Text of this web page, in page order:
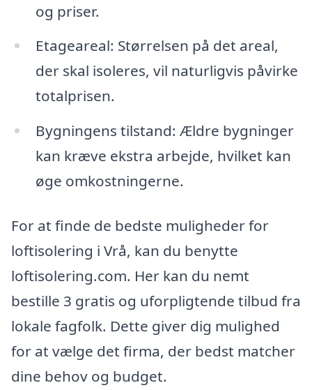
og priser.
Etageareal: Størrelsen på det areal,
der skal isoleres, vil naturligvis påvirke
totalprisen.
Bygningens tilstand: Ældre bygninger
kan kræve ekstra arbejde, hvilket kan
øge omkostningerne.
For at finde de bedste muligheder for
loftisolering i Vrå, kan du benytte
loftisolering.com. Her kan du nemt
bestille 3 gratis og uforpligtende tilbud fra
lokale fagfolk. Dette giver dig mulighed
for at vælge det firma, der bedst matcher
dine behov og budget.